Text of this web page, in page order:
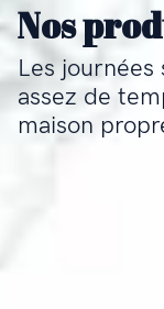
Nos
Les journées
assez de
maison